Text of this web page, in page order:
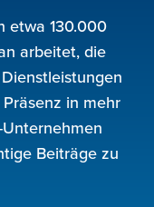
etwa 130.000
arbeitet, die
in mehr
Beiträge zu